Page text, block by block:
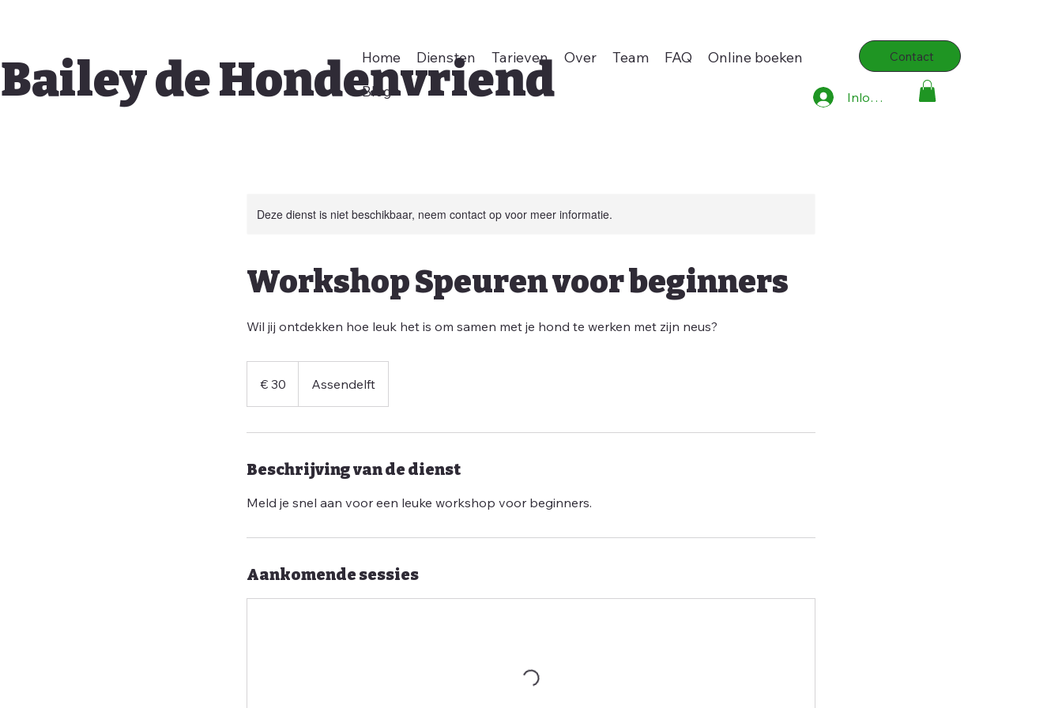
Bailey de Hondenvriend
Home Diensten Tarieven Over Team FAQ
Online boeken
Blog
Contact
Inloggen
Deze dienst is niet beschikbaar, neem contact op voor meer informatie.
Workshop Speuren voor beginners
Wil jij ontdekken hoe leuk het is om samen met je hond te werken met zijn neus?
€ 30 Assendelft
Beschrijving van de dienst
Meld je snel aan voor een leuke workshop voor beginners.
Aankomende sessies